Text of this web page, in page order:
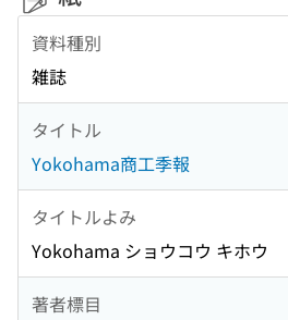
資料種別
雑誌
タイトル
Yokohama商工季報
タイトルよみ
Yokohama ショウコウ キホウ
著者標目